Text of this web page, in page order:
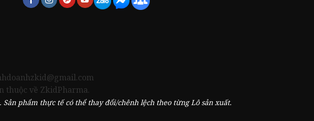
thuộc về ZkidPharma.
phẩm thực tế có thể thay đổi/chênh lệch theo từng Lô sản xuất.